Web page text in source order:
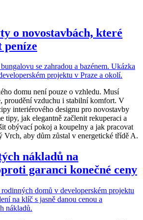
o novostavbách, které
peníze
domu není pouze o vzhledu. Musí
proudění vzduchu i stabilní komfort. V
interiérového designu pro novostavby
tipy, jak elegantně začlenit rekuperaci a
obývací pokoj a koupelny a jak pracovat
Vrch, aby dům zůstal v energetické třídě A.
nákladů na
garanci konečné ceny